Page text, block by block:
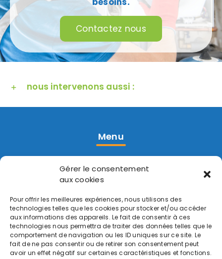
Gérer le consentement
aux cookies
Pour offrir les meilleures expériences, nous utilisons des
technologies telles que les cookies pour stocker et/ou accéder
aux informations des appareils. Le fait de consentir à ces
technologies nous permettra de traiter des données telles que le
comportement de navigation ou les ID uniques sur ce site. Le
fait de ne pas consentir ou de retirer son consentement peut
avoir un effet négatif sur certaines caractéristiques et fonctions.
Contactez nous
nous intervenons aussi :
Menu
Accueil
Réalisations
Contact
Prestations
Pompe à Chaleur